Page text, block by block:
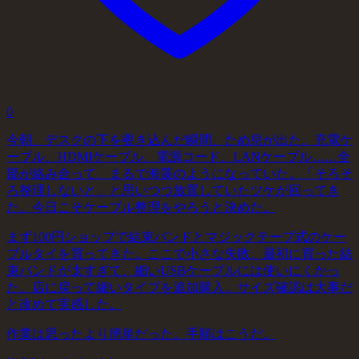
0
今朝、デスクの下を覗き込んだ瞬間、ため息が出た。充電ケ
ーブル、HDMIケーブル、電源コード、LANケーブル……全
部が絡み合って、まるで海藻のようになっていた。「そろそ
ろ整理しないと」と思いつつ放置していたツケが回ってき
た。今日こそケーブル整理をやろうと決めた。
まず100円ショップで結束バンドとマジックテープ式のケー
ブルタイを買ってきた。ここで小さな失敗。最初に買った結
束バンドが太すぎて、細いUSBケーブルには使いにくかっ
た。店に戻って細いタイプを追加購入。サイズ確認は大事だ
と改めて実感した。
作業は思ったより簡単だった。手順はこうだ。